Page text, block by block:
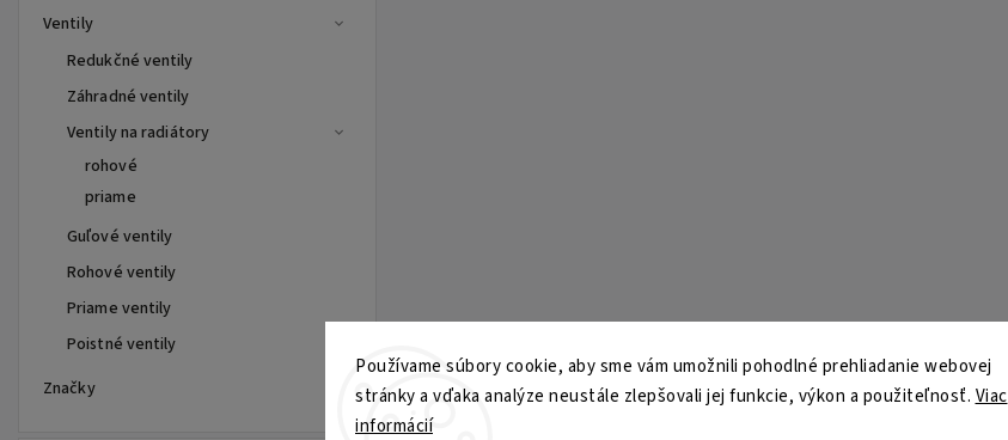
Používame súbory cookie, aby sme vám umožnili pohodlné prehliadanie webovej
stránky a vďaka analýze neustále zlepšovali jej funkcie, výkon a použiteľnosť. Viac
informácií
Ventily
Redukčné ventily
Záhradné ventily
Ventily na radiátory
rohové
priame
Guľové ventily
Rohové ventily
Priame ventily
Poistné ventily
Značky